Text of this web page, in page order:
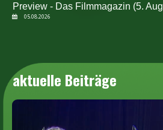
Preview - Das Filmmagazin (5.
05.08.2026
aktuelle Beiträge